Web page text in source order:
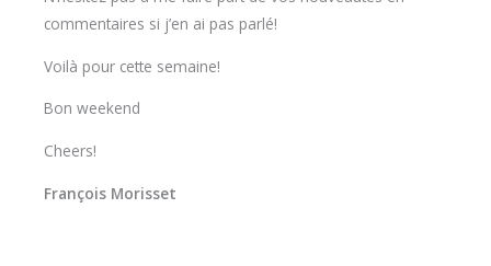
commentaires si j’en ai pas parlé!
Voilà pour cette semaine!
Bon weekend
Cheers!
François Morisset